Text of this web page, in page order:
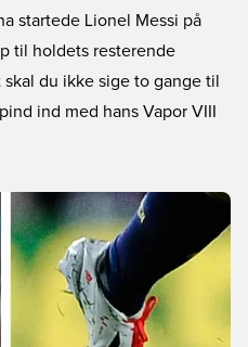
startede Lionel Messi på
til holdets resterende
du ikke sige to gange til
ind med hans Vapor VIII